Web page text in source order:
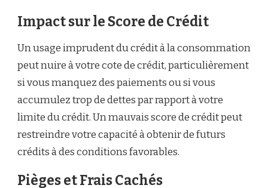
Impact sur le Score de Crédit
Un usage imprudent du crédit à la consommation
peut nuire à votre cote de crédit, particulièrement
si vous manquez des paiements ou si vous
accumulez trop de dettes par rapport à votre
limite du crédit. Un mauvais score de crédit peut
restreindre votre capacité à obtenir de futurs
crédits à des conditions favorables.
Pièges et Frais Cachés